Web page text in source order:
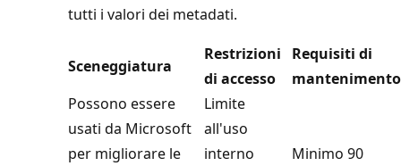
tutti i valori dei metadati.
Sceneggiatura
Restrizioni
di accesso
Requisiti di
mantenimento
Possono essere
usati da Microsoft
per migliorare le
Limite
all'uso
interno
Minimo 90